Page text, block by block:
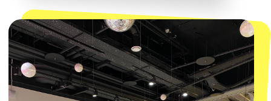
ИП Проворный Алексей Алексеевич
ИНН 667114098580
ОГРНИП 320665800076581
© 2021-2025 Macrocosm ®
Оферта
Пользовательское соглашение
Политика обработки персональных
данных